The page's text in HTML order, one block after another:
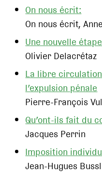
On nous écrit:
On nous écrit,
Une nouvelle
Olivier Delacrétaz
La libre
l’expulsion pénale
Pierre-François
Qu’ont-ils fait du
Jacques Perrin
Imposition
Jean-Hugues